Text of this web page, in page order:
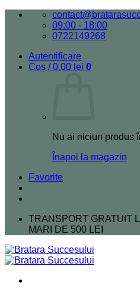
Skip
09:00 - 18:00
0722149268
Autentificare
Coș /0,00 lei 0
Nu ai niciun produs
Înapoi la magazin
Favorite
TRANSPORT GRATUIT
MARI DE 500 LEI